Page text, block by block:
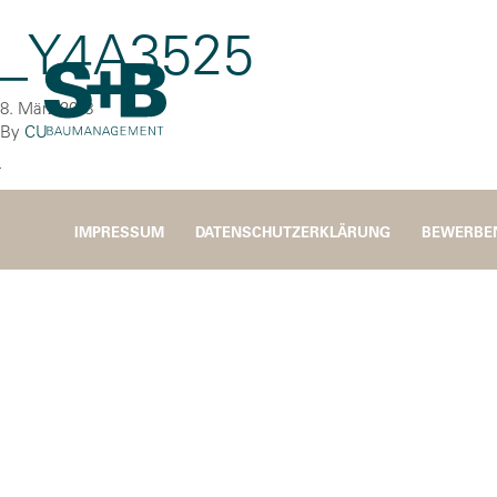
_Y4A3525
8. März 2018
By CU
IMPRESSUM DATENSCHUTZERKLÄRUNG